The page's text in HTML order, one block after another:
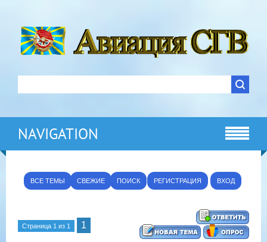
NAVIGATION
ВСЕ ТЕМЫ СВЕЖИЕ ПОИСК РЕГИСТРАЦИЯ ВХОД
Страница 1 из 1 1